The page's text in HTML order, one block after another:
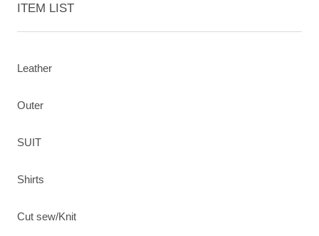
ITEM LIST
Leather
Outer
SUIT
Shirts
Cut sew/Knit